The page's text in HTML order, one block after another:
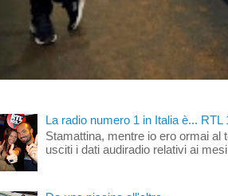
La radio numero 1 in Italia è... RTL
Stamattina, mentre io ero ormai al
usciti i dati audiradio relativi ai